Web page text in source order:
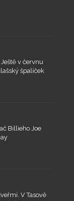
v červnu
špalíček
Billieho Joe
V Tasově